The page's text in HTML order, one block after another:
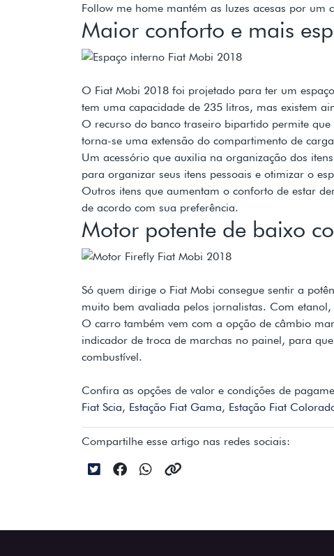
Follow me home mantém as luzes acesas por
Maior conforto e mais
O Fiat Mobi 2018 foi projetado para ter um
tem uma capacidade de 235 litros, mas existem
O recurso do banco traseiro bipartido permite
torna-se uma extensão do compartimento de
Um acessório que auxilia na organização dos
para organizar seus itens pessoais e otimizar o
Outros itens que aumentam o conforto de estar
de acordo com sua preferência.
Motor potente de baixo
Só quem dirige o Fiat Mobi consegue sentir a
muito bem avaliada pelos jornalistas. Com
O carro também vem com a opção de câmbio
indicador de troca de marchas no painel, para
combustível.
Confira as opções de valor e condições de
Fiat Scia, Estação Fiat Gama, Estação Fiat
Compartilhe esse artigo nas redes sociais: